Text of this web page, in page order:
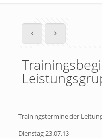
Trainingstermine der
Dienstag 23.07.13